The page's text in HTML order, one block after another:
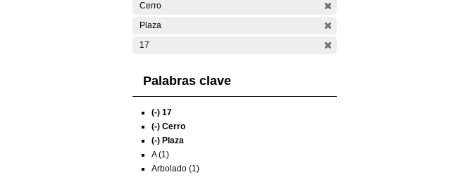
Cerro
Plaza
17
Palabras clave
(-) 17
(-) Cerro
(-) Plaza
A (1)
Arbolado (1)